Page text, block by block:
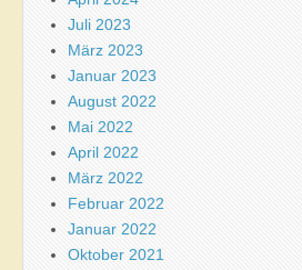
Juli 2023
März 2023
Januar 2023
August 2022
Mai 2022
April 2022
März 2022
Februar 2022
Januar 2022
Oktober 2021